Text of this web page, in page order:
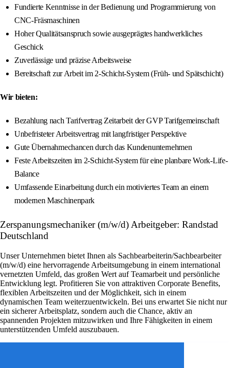
Fundierte Kenntnisse in der Bedienung und Programmierung von
CNC-Fräsmaschinen
Hoher Qualitätsanspruch sowie ausgeprägtes handwerkliches
Geschick
Zuverlässige und präzise Arbeitsweise
Bereitschaft zur Arbeit im 2-Schicht-System (Früh- und Spätschicht)
Wir bieten:
Bezahlung nach Tarifvertrag Zeitarbeit der GVP Tarifgemeinschaft
Unbefristeter Arbeitsvertrag mit langfristiger Perspektive
Gute Übernahmechancen durch das Kundenunternehmen
Feste Arbeitszeiten im 2-Schicht-System für eine planbare Work-Life-
Balance
Umfassende Einarbeitung durch ein motiviertes Team an einem
modernen Maschinenpark
Zerspanungsmechaniker (m/w/d) Arbeitgeber: Randstad
Deutschland
Unser Unternehmen bietet Ihnen als Sachbearbeiterin/Sachbearbeiter
(m/w/d) eine hervorragende Arbeitsumgebung in einem international
vernetzten Umfeld, das großen Wert auf Teamarbeit und persönliche
Entwicklung legt. Profitieren Sie von attraktiven Corporate Benefits,
flexiblen Arbeitszeiten und der Möglichkeit, sich in einem
dynamischen Team weiterzuentwickeln. Bei uns erwartet Sie nicht nur
ein sicherer Arbeitsplatz, sondern auch die Chance, aktiv an
spannenden Projekten mitzuwirken und Ihre Fähigkeiten in einem
unterstützenden Umfeld auszubauen.